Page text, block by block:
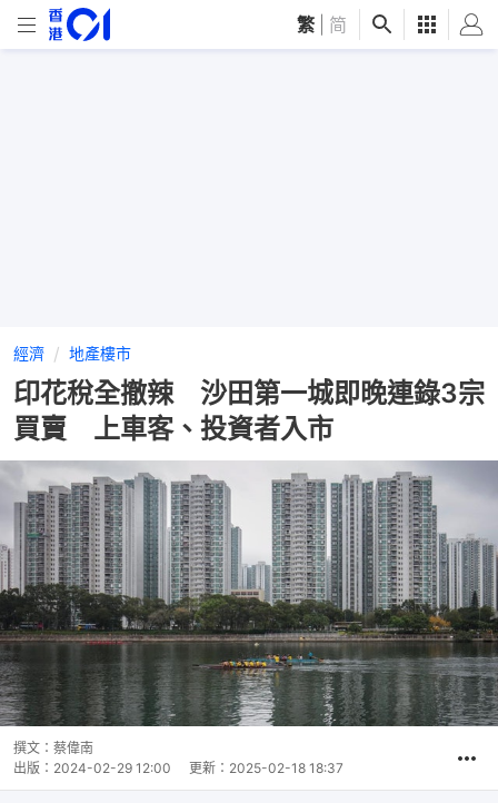
繁 简
經濟 地產樓市
印花稅全撤辣 沙田第一城即晚連錄3宗
買賣 上車客、投資者入市
撰文： 蔡偉南
出版： 2024-02-29 12:00 更新： 2025-02-18 18:37